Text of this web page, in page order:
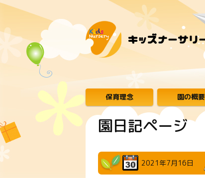
保育理念 園の概要
園日記ページ
2021年7月16日